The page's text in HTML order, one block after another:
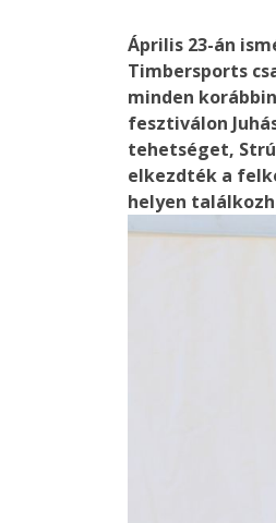
Április 23-án
Timbersports
minden
fesztiválon
tehetséget,
elkezdték a
helyen